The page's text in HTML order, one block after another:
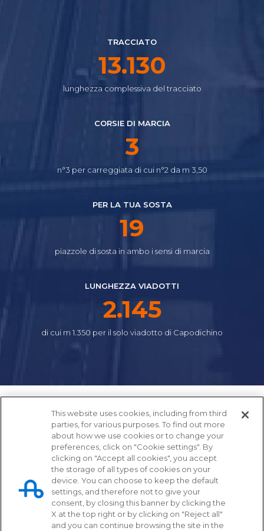
TRACCIATO
14.645
lunghezza complessiva del tracciato
CORSIE DI MARCIA
4
n°3 per carreggiata di cui n°2 da m 3,50
PER LA TUA SOSTA
21
piazzole di sosta in ambo i sensi di marcia
LUNGHEZZA VIADOTTI
2.392
di cui m 1.350 per il solo viadotto di Capodichino
Tangenziale di Napoli S.p.A.
Via Cintia, svincolo Fuorigrotta
This website uses cookies, including from third
parties, for various purposes. To find out more
about how we use cookies or to change your
preferences, click on "Cookie settings". By
clicking on "Accept all cookies", you accept
the storage of all types of cookies on your
device. You can choose to keep the default
settings, and therefore not to give your
consent, by closing this banner by clicking the
X at the top right or by clicking on "Reject all"
and you can continue browsing the site in the